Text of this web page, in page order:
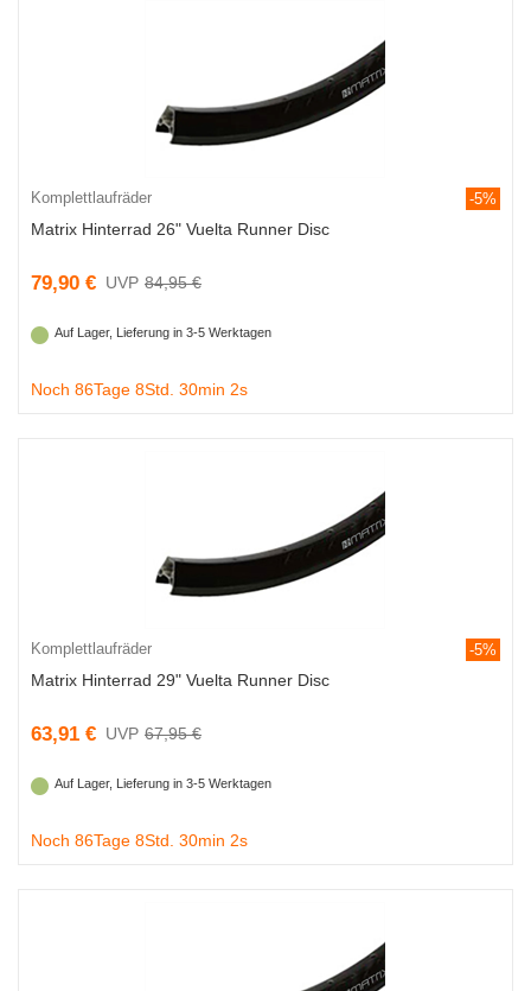
Komplettlaufräder -5%
Matrix Hinterrad 26" Vuelta Runner Disc
79,90 € 84,95 €
Auf Lager, Lieferung in 3-5 Werktagen
Noch 86Tage 8Std. 30min 1s
Komplettlaufräder -5%
Matrix Hinterrad 29" Vuelta Runner Disc
63,91 € 67,95 €
Auf Lager, Lieferung in 3-5 Werktagen
Noch 86Tage 8Std. 30min 1s